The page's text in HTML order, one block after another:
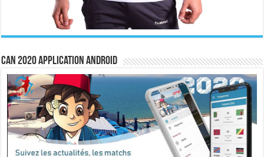
CAN 2020 Application Android